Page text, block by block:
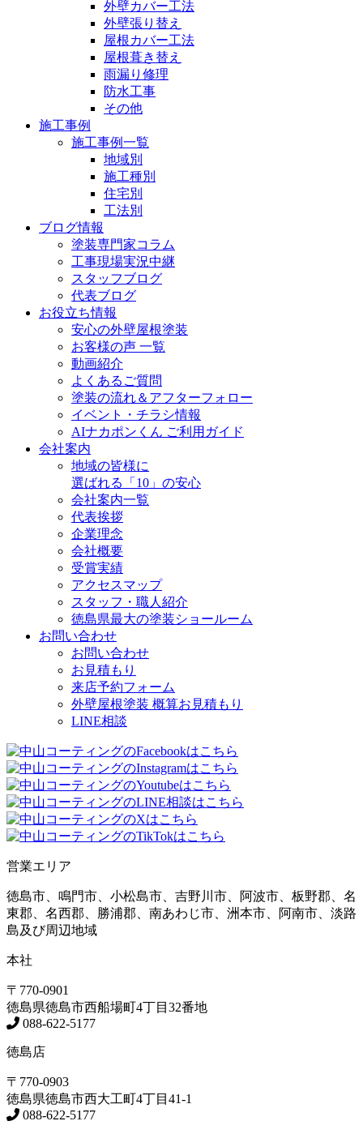
外壁カバー工法
外壁張り替え
屋根カバー工法
屋根葺き替え
雨漏り修理
防水工事
その他
施工事例
施工事例一覧
地域別
施工種別
住宅別
工法別
ブログ情報
塗装専門家コラム
工事現場実況中継
スタッフブログ
代表ブログ
お役立ち情報
安心の外壁屋根塗装
お客様の声 一覧
動画紹介
よくあるご質問
塗装の流れ＆アフターフォロー
イベント・チラシ情報
AIナカポンくん ご利用ガイド
会社案内
地域の皆様に
選ばれる「10」の安心
会社案内一覧
代表挨拶
企業理念
会社概要
受賞実績
アクセスマップ
スタッフ・職人紹介
徳島県最大の塗装ショールーム
お問い合わせ
お問い合わせ
お見積もり
来店予約フォーム
外壁屋根塗装 概算お見積もり
LINE相談
営業エリア
徳島市、鳴門市、小松島市、吉野川市、阿波市、板野郡、名
東郡、名西郡、勝浦郡、南あわじ市、洲本市、阿南市、淡路
島及び周辺地域
本社
〒770-0901
徳島県徳島市西船場町4丁目32番地
088-622-5177
徳島店
〒770-0903
徳島県徳島市西大工町4丁目41-1
088-622-5177